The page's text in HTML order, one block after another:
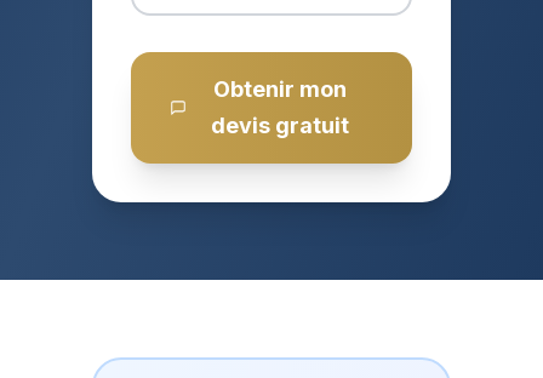
Obtenir mon
devis gratuit